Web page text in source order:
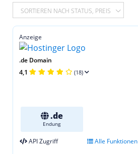
SORTIEREN NACH STATUS, PREIS
Anzeige
.de Domain
4,1 (18)
.de
Endung
API Zugriff Alle Funktionen